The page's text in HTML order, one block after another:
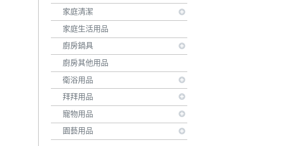
家庭清潔
家庭生活用品
廚房鍋具
廚房其他用品
衛浴用品
拜拜用品
寵物用品
園藝用品